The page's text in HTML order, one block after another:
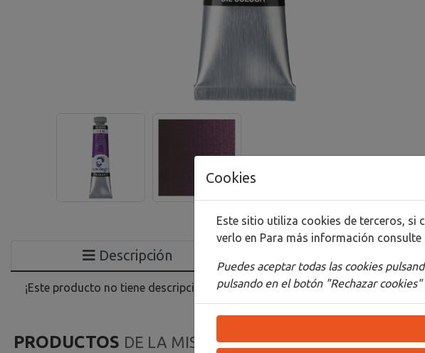
Descripción
¡Este producto no tiene descripción!
PRODUCTOS DE LA MISMA CATEGORIA
Cookies
Este sitio utiliza cookies de terceros, si
verlo en Para más información consulte
Puedes aceptar todas las cookies
pulsando en el botón "Rechazar